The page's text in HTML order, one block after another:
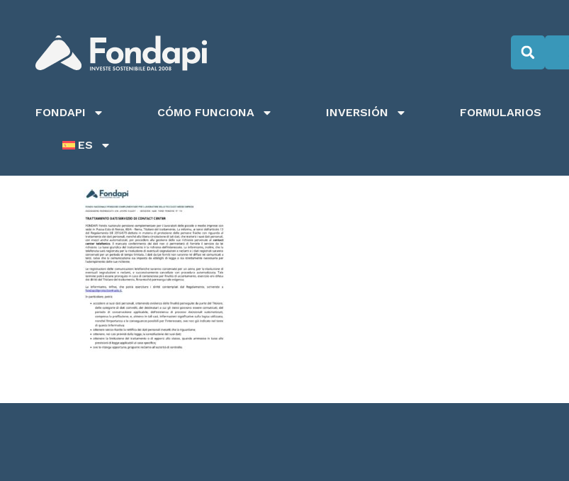
FONDAPI CÓMO FUNCIONA INVERSIÓN FORMULARIOS
ES